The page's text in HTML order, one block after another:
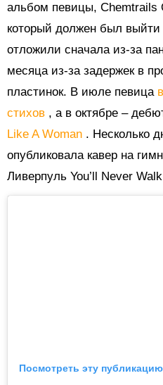
альбом певицы, Chemtrails
который должен был выйти
отложили сначала из-за
месяца из-за задержек в
пластинок. В июле певица
стихов , а в октябре –
Like A Woman . Несколько
опубликовала кавер на
Ливерпуль You’ll Never
Посмотреть эту